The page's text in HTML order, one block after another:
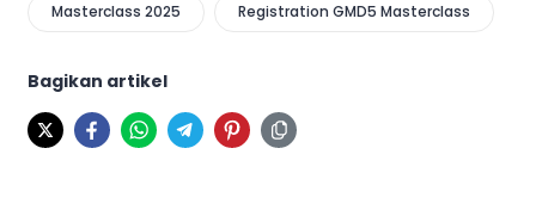
Masterclass 2025 Registration GMD5 Masterclass
Bagikan artikel